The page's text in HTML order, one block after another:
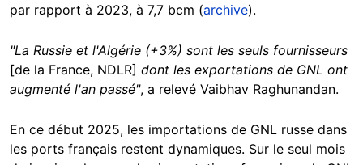
par rapport à 2023, à 7,7 bcm (archive).
"La Russie et l'Algérie (+3%) sont les seuls fournisseurs
[de la France, NDLR] dont les exportations de GNL ont
augmenté l'an passé", a relevé Vaibhav Raghunandan.
En ce début 2025, les importations de GNL russe dans
les ports français restent dynamiques. Sur le seul mois